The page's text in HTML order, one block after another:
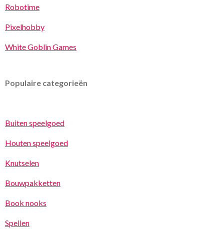
Robotime
Pixelhobby
White Goblin Games
Populaire categorieën
Buiten speelgoed
Houten speelgoed
Knutselen
Bouwpakketten
Book nooks
Spellen